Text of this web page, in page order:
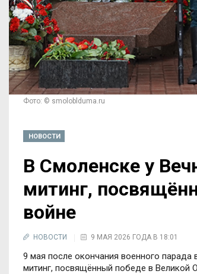
Фото: © smoloblduma.ru
НОВОСТИ
В Смоленске у
митинг,
войне
НОВОСТИ 9 МАЯ 2026 ГОДА В 18:01
9 мая после окончания военного
митинг, посвящённый победе в Великой